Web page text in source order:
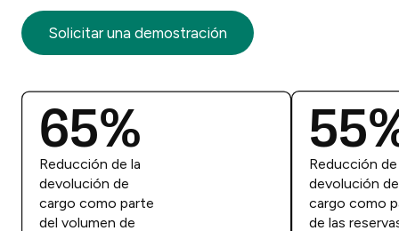
Solicitar una demostración
65%
Reducción de la
devolución de
cargo como parte
del volumen de
Reducción de
devolución de
cargo como
de las